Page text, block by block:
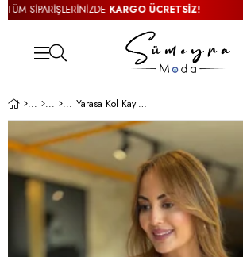
SİPARİŞLERİNİZDEKARGO ÜCRETSİZ!
Yarasa Kol Kayık Yaka Pembe Triko